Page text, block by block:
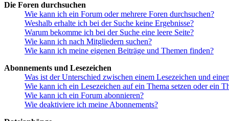
Die Foren durchsuchen
Wie kann ich ein Forum oder mehrere Foren durchsuchen?
Weshalb erhalte ich bei der Suche keine Ergebnisse?
Warum bekomme ich bei der Suche eine leere Seite?
Wie kann ich nach Mitgliedern suchen?
Wie kann ich meine eigenen Beiträge und Themen finden?
Abonnements und Lesezeichen
Was ist der Unterschied zwischen einem Lesezeichen und
Wie kann ich ein Lesezeichen auf ein Thema setzen oder ein
Wie kann ich ein Forum abonnieren?
Wie deaktiviere ich meine Abonnements?